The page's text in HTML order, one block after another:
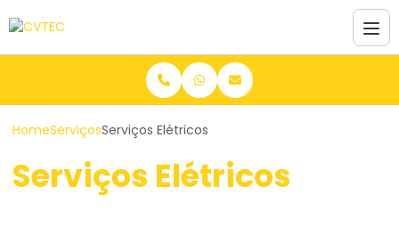
HomeServiçosServiços Elétricos
Serviços Elétricos